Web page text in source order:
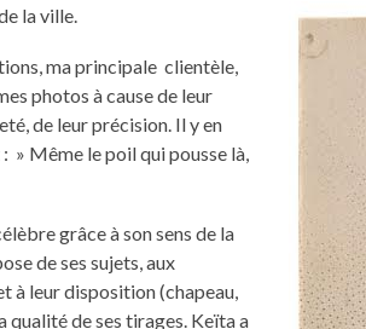
la ville.
ma principale clientèle,
photos à cause de leur
de leur précision. Il y en
» Même le poil qui pousse là,
grâce à son sens de la
de ses sujets, aux
à leur disposition (chapeau,
qualité de ses tirages. Keïta a